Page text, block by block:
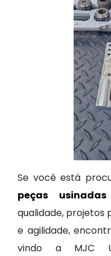
Se você está
peças usinadas
qualidade, projetos
e agilidade,
vindo a MJC